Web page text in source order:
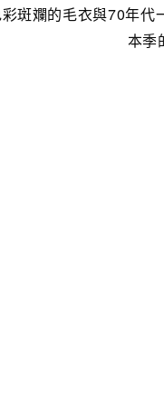
斑斕的毛衣與70年
本季